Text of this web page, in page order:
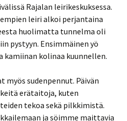
Rajalan leirikeskuksessa.
leiri alkoi perjantaina
huolimatta tunnelma oli
pystyyn. Ensimmäinen yö
kamiinan kolinaa kuunnellen.
myös sudenpennut. Päivän
erätaitoja, kuten
tekoa sekä pilkkimistä.
ja söimme maittavia